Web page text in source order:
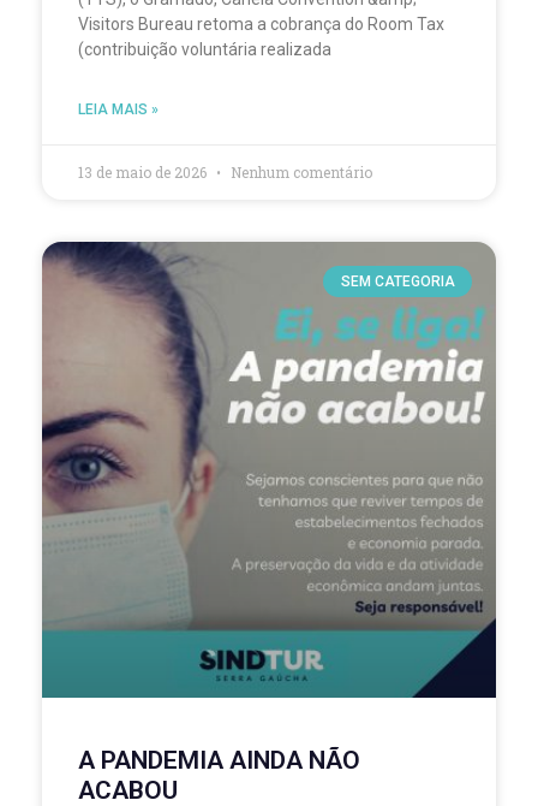
Visitors Bureau retoma a cobrança do Room Tax
(contribuição voluntária realizada
LEIA MAIS »
13 de maio de 2026 Nenhum comentário
SEM CATEGORIA
A PANDEMIA AINDA NÃO
ACABOU